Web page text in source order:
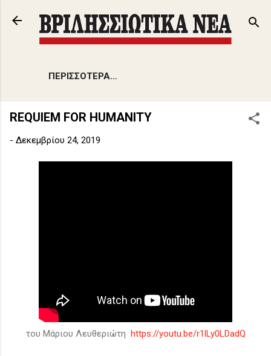
Μετάβαση στο κύριο περιεχόμενο
ΠΕΡΙΣΣΌΤΕΡΑ…
REQUIEM FOR HUMANITY
- Δεκεμβρίου 24, 2019
του Μάριου Λευθεριώτη https://youtu.be/r1lLy0LDadQ